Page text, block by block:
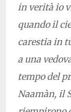
in verità io
quando il
carestia in
a una
tempo del
Naamàn, il